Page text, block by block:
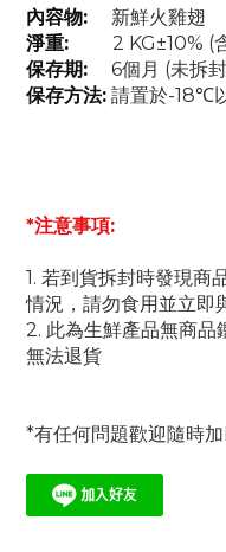
內容物: 新鮮火雞翅
淨重:
2 KG±10% (
保存期: 6個月 (未拆
保存方法: 請置於-18℃
*注意事項:
1. 若到貨拆封時發現商
情況，請勿食用並立即
2. 此為生鮮產品無商品
無法退貨
*有任何問題歡迎隨時